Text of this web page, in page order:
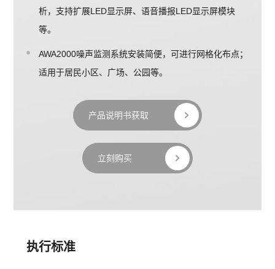
析，支持扩展LED显示屏、语音播报LED显示屏模块
等。
AWA2000噪声监测系统安装简便，可进行网格化布点；
适用于居民小区、广场、公园等。
产品说明书获取
立刻购买
执行标准